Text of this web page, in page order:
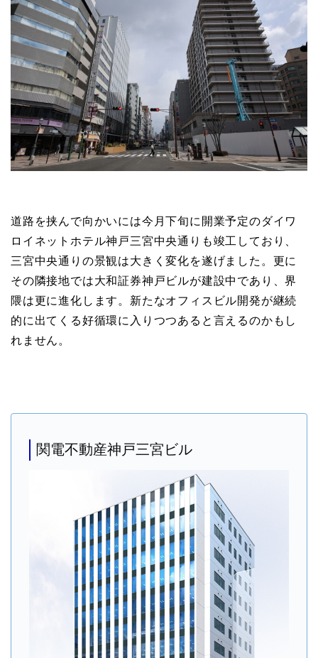
道路を挟んで向かいには今月下旬に開業予定のダイワ
ロイネットホテル神戸三宮中央通りも竣工しており、
三宮中央通りの景観は大きく変化を遂げました。更に
その隣接地では大和証券神戸ビルが建設中であり、界
隈は更に進化します。新たなオフィスビル開発が継続
的に出てくる好循環に入りつつあると言えるのかもし
れません。
関電不動産神戸三宮ビル